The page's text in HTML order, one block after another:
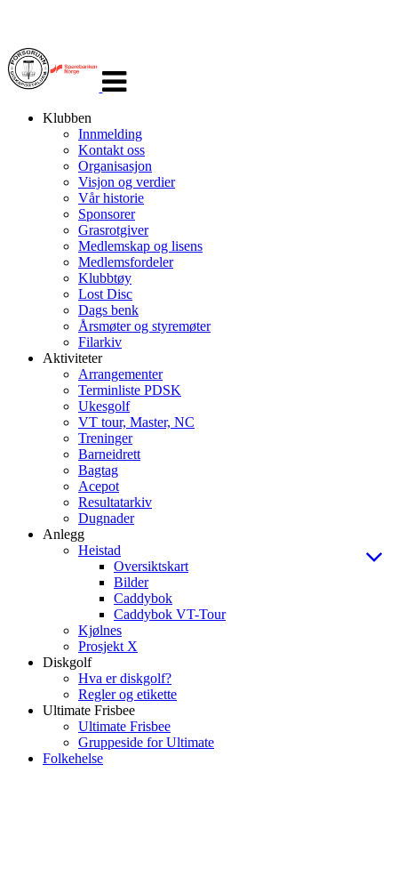
navigasjon
Klubben
Innmelding
Kontakt oss
Organisasjon
Visjon og verdier
Vår historie
Sponsorer
Grasrotgiver
Medlemskap og lisens
Medlemsfordeler
Klubbtøy
Lost Disc
Dags benk
Årsmøter og styremøter
Filarkiv
Aktiviteter
Arrangementer
Terminliste PDSK
Ukesgolf
VT tour, Master, NC
Treninger
Barneidrett
Bagtag
Acepot
Resultatarkiv
Dugnader
Anlegg
Heistad
Oversiktskart
Bilder
Caddybok
Caddybok VT-Tour
Kjølnes
Prosjekt X
Diskgolf
Hva er diskgolf?
Regler og etikette
Ultimate Frisbee
Ultimate Frisbee
Gruppeside for Ultimate
Folkehelse